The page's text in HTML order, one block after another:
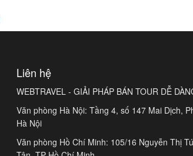
Liên hệ
WEBTRAVEL - GIẢI PHÁP BÁN TOUR DỄ
Văn phòng Hà Nội: Tầng 4, số 147 Mai Dịch,
Hà Nội
Văn phòng Hồ Chí Minh: 105/16 Nguyễn Thị